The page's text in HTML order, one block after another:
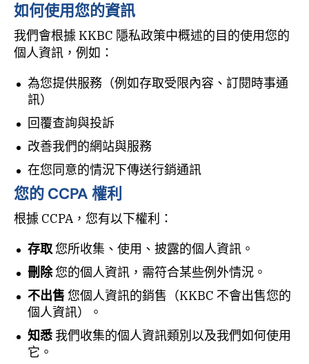
如何使用您的資訊
我們會根據 KKBC 隱私政策中概述的目的使用您的
個人資訊，例如：
為您提供服務（例如存取受限內容、訂閱時事通
訊）
回覆查詢與投訴
改善我們的網站與服務
在您同意的情況下傳送行銷通訊
您的 CCPA 權利
根據 CCPA，您有以下權利：
存取您所收集、使用、披露的個人資訊。
刪除您的個人資訊，需符合某些例外情況。
不出售 您個人資訊的銷售（KKBC 不會出售您的
個人資訊）。
知悉 我們收集的個人資訊類別以及我們如何使用
它。